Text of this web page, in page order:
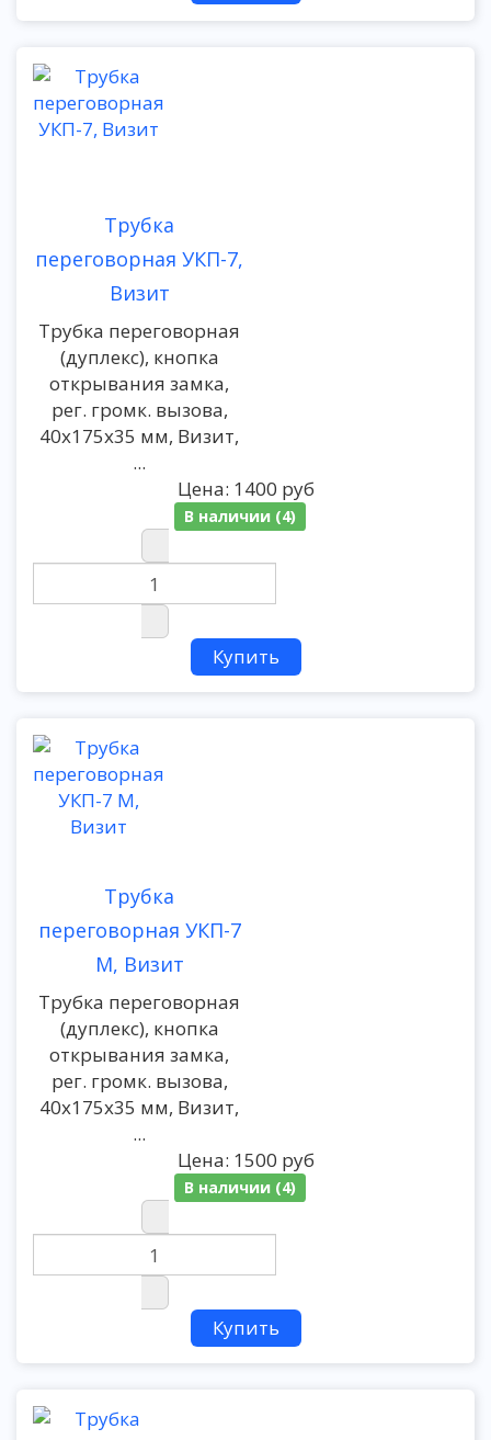
Трубка
переговорная УКП-7,
Визит
Трубка переговорная
(дуплекс), кнопка
открывания замка,
рег. громк. вызова,
40х175х35 мм, Визит,
...
Цена: 1400 руб
В наличии (4)
Трубка
переговорная УКП-7
М, Визит
Трубка переговорная
(дуплекс), кнопка
открывания замка,
рег. громк. вызова,
40х175х35 мм, Визит,
...
Цена: 1500 руб
В наличии (4)